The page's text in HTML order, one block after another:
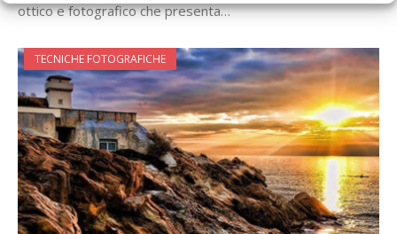
ottico e fotografico che presenta…
TECNICHE FOTOGRAFICHE